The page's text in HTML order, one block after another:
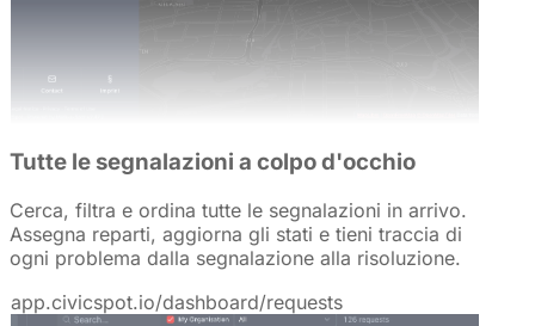
Tutte le segnalazioni a colpo d'occhio
Cerca, filtra e ordina tutte le segnalazioni in arrivo.
Assegna reparti, aggiorna gli stati e tieni traccia di
ogni problema dalla segnalazione alla risoluzione.
app.civicspot.io/dashboard/requests